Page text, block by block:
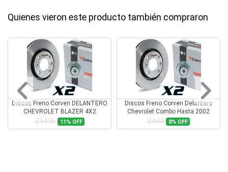
Quienes vieron este producto también compraron
Discos Freno Corven DELANTERO
CHEVROLET BLAZER 4X2
$1496 11% OFF
Discos Freno Corven Delantero
Chevrolet Combo Hasta 2002
$484 8% OFF